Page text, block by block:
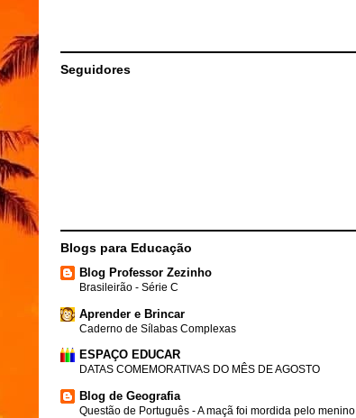
Seguidores
Blogs para Educação
Blog Professor Zezinho
Brasileirão - Série C
Aprender e Brincar
Caderno de Sílabas Complexas
ESPAÇO EDUCAR
DATAS COMEMORATIVAS DO MÊS DE AGOSTO
Blog de Geografia
Questão de Português - A maçã foi mordida pelo menino